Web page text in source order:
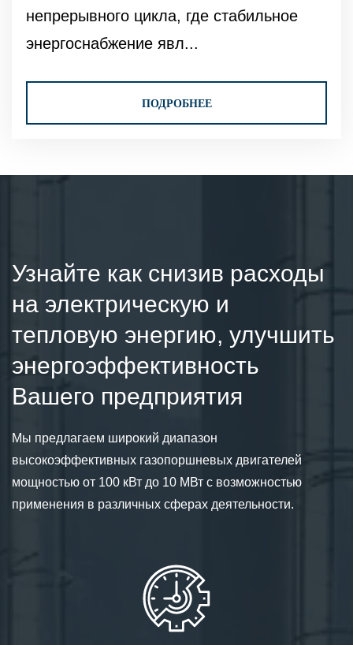
непрерывного цикла, где стабильное
энергоснабжение явл...
ПОДРОБНЕЕ
Узнайте как снизив расходы
на электрическую и
тепловую энергию, улучшить
энергоэффективность
Вашего предприятия
Мы предлагаем широкий диапазон
высокоэффективных газопоршневых двигателей
мощностью от 100 кВт до 10 МВт с возможностью
применения в различных сферах деятельности.